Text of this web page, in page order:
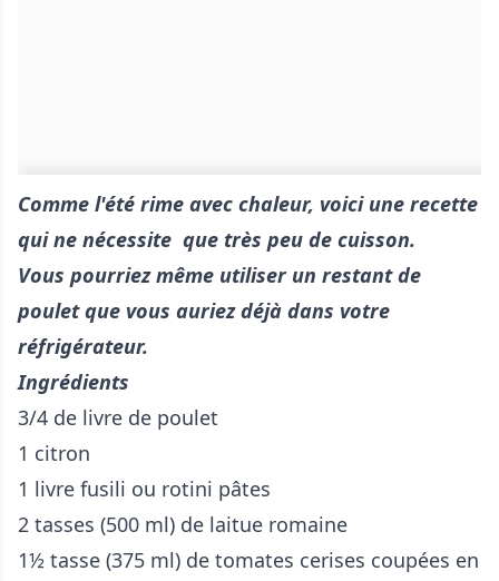
Comme l'été rime avec chaleur, voici une recette
qui ne nécessite que très peu de cuisson.
Vous pourriez même utiliser un restant de
poulet que vous auriez déjà dans votre
réfrigérateur.
Ingrédients
3/4 de livre de poulet
1 citron
1 livre fusili ou rotini pâtes
2 tasses (500 ml) de laitue romaine
1½ tasse (375 ml) de tomates cerises coupées en